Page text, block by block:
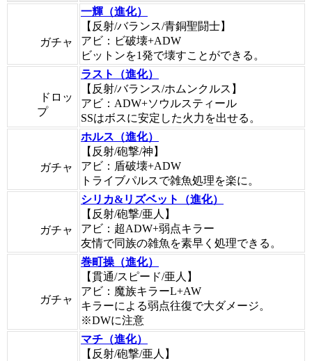
ガチャ
一輝（進化）
【反射/バランス/青銅聖闘士】
アビ：ビ破壊+ADW
ビットンを1発で壊すことができる。
ドロッ
プ
ラスト（進化）
【反射/バランス/ホムンクルス】
アビ：ADW+ソウルスティール
SSはボスに安定した火力を出せる。
ガチャ
ホルス（進化）
【反射/砲撃/神】
アビ：盾破壊+ADW
トライブパルスで雑魚処理を楽に。
ガチャ
シリカ&リズベット（進化）
【反射/砲撃/亜人】
アビ：超ADW+弱点キラー
友情で同族の雑魚を素早く処理できる。
ガチャ
巻町操（進化）
【貫通/スピード/亜人】
アビ：魔族キラーL+AW
キラーによる弱点往復で大ダメージ。
※DWに注意
マチ（進化）
【反射/砲撃/亜人】